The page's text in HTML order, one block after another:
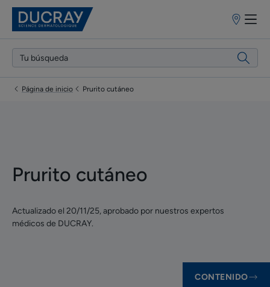
Puntos
venta
Página de inicio Prurito cutáneo
Prurito cutáneo
Actualizado el 20/11/25, aprobado por nuestros expertos
médicos de DUCRAY.
CONTENIDO